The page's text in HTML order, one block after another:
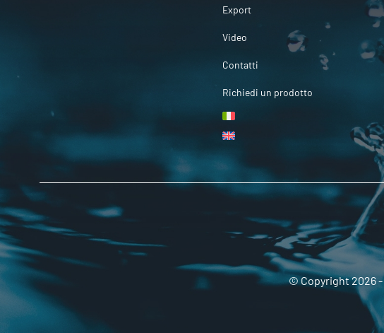
Export
Video
Contatti
Richiedi un prodotto
© Copyright 2026 -